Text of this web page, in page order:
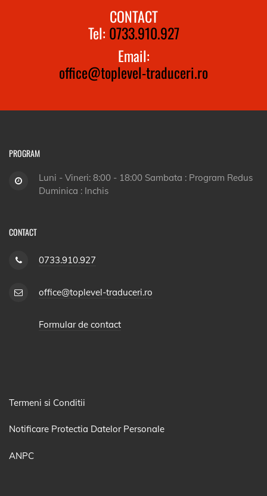
CONTACT
Tel: 0733.910.927
Email:
office@toplevel-traduceri.ro
PROGRAM
Luni - Vineri: 8:00 - 18:00 Sambata : Program Redus
Duminica : Inchis
CONTACT
0733.910.927
office@toplevel-traduceri.ro
Formular de contact
Termeni si Conditii
Notificare Protectia Datelor Personale
ANPC